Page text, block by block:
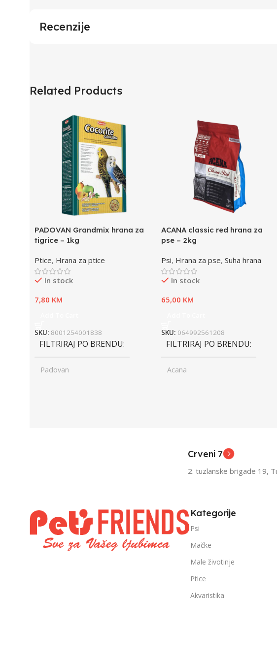
Recenzije
Related Products
PADOVAN Grandmix hrana za
tigrice – 1kg
Ptice, Hrana za ptice
In stock
7,80 KM
SKU: 8001254001838
FILTRIRAJ PO BRENDU
Padovan
ACANA classic red hrana za
pse – 2kg
Psi, Hrana za pse, Suha hrana
In stock
65,00 KM
SKU: 064992561208
FILTRIRAJ PO BRENDU
Acana
FILTRIRAJ PO TEŽINI
Crveni 7
2. tuzlanske brigade 19,
Kategorije
Psi
Mačke
Male životinje
Ptice
Akvaristika